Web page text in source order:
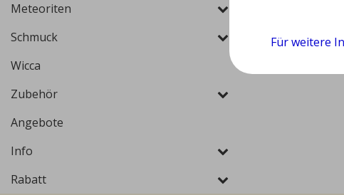
Meteoriten
Schmuck
Wicca
Zubehör
Angebote
Info
Rabatt
Für weitere